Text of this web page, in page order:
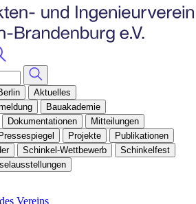
Aktuelles
Bauakademie
Dokumentationen
Mitteilungen
Pressespiegel Projekte
Publikationen
Schinkel-Wettbewerb
Schinkelfest
Vereins